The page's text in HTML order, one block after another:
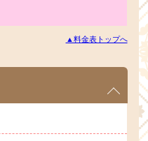
▲料金表トップへ